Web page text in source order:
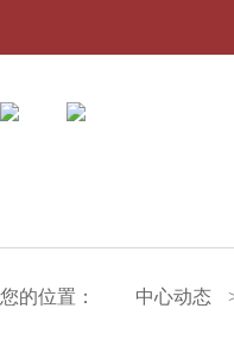
您的位置： 中心动态